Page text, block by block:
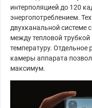
интерполяцией до 120
энергопотреблением.
двухканальной системе
между тепловой
температуру. Отдельное
камеры аппарата
максимум.